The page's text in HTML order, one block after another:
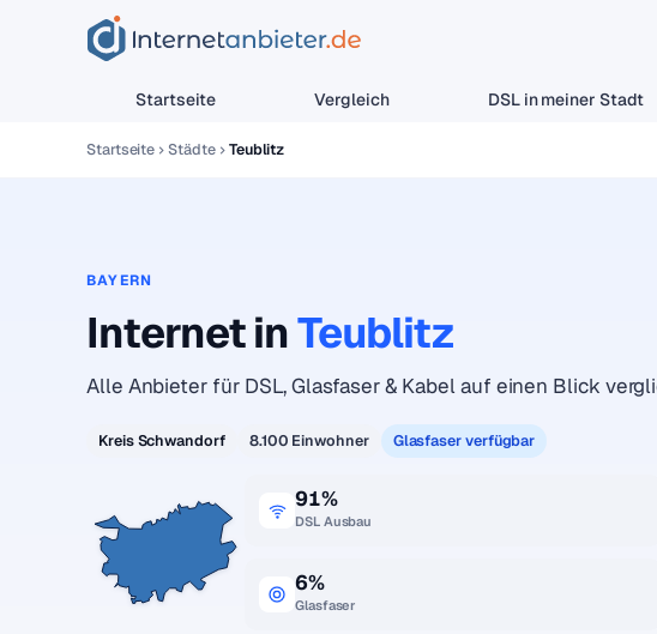
Startseite Vergleich DSL in meiner Stadt
Startseite Städte Teublitz
BAYERN
Internet inTeublitz
Alle Anbieter für DSL, Glasfaser & Kabel auf einen Blick
Kreis Schwandorf 8.100 Einwohner Glasfaser verfügbar
91%
DSL Ausbau
6%
Glasfaser